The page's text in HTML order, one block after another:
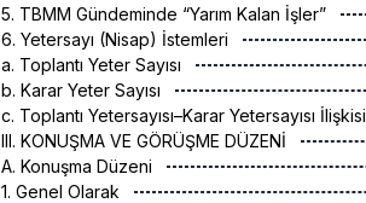
5. TBMM Gündeminde “Yarım Kalan İşler”
6. Yetersayı (Nisap) İstemleri
a. Toplantı Yeter Sayısı
b. Karar Yeter Sayısı
c. Toplantı Yetersayısı–Karar Yetersayısı İlişkisi
III. KONUŞMA VE GÖRÜŞME DÜZENİ
A. Konuşma Düzeni
1. Genel Olarak